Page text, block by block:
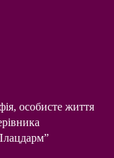
особисте життя